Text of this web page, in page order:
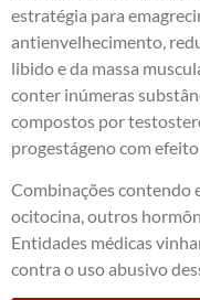
estratégia para
antienvelhecimento,
libido e da massa
conter inúmeras
compostos por
progestágeno com
Combinações contendo
ocitocina, outros
Entidades médicas
contra o uso abusivo